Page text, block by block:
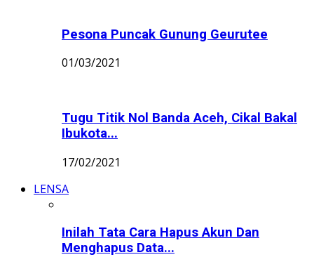
Pesona Puncak Gunung Geurutee
01/03/2021
Tugu Titik Nol Banda Aceh, Cikal Bakal
Ibukota...
17/02/2021
LENSA
Inilah Tata Cara Hapus Akun Dan
Menghapus Data...